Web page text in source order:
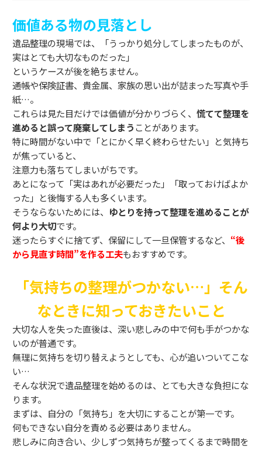
価値ある物の見落とし
遺品整理の現場では、「うっかり処分してしまったものが、
実はとても大切なものだった」
というケースが後を絶ちません。
通帳や保険証書、貴金属、家族の思い出が詰まった写真や手
紙…。
これらは見た目だけでは価値が分かりづらく、 慌てて整理を
進めると誤って廃棄してしまう ことがあります。
特に時間がない中で「とにかく早く終わらせたい」と気持ち
が焦っていると、
注意力も落ちてしまいがちです。
あとになって「実はあれが必要だった」「取っておけばよか
った」と後悔する人も多くいます。
そうならないためには、 ゆとりを持って整理を進めることが
何より大切です。
迷ったらすぐに捨てず、保留にして一旦保管するなど、 “後
から見直す時間”を作る工夫もおすすめです。
「気持ちの整理がつかない…」そん
なときに知っておきたいこと
大切な人を失った直後は、深い悲しみの中で何も手がつかな
いのが普通です。
無理に気持ちを切り替えようとしても、心が追いついてこな
い…
そんな状況で遺品整理を始めるのは、とても大きな負担にな
ります。
まずは、自分の「気持ち」を大切にすることが第一です。
何もできない自分を責める必要はありません。
悲しみに向き合い、少しずつ気持ちが整ってくるまで時間を